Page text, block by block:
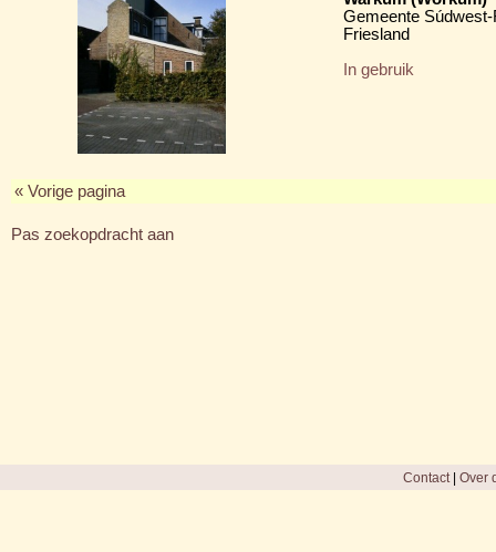
Gemeente
Friesland
In gebruik
« Vorige pagina
Pas zoekopdracht aan
Contact| Over